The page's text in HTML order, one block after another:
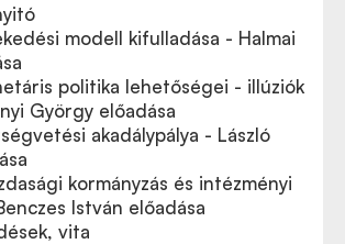
modell kifulladása - Halmai
politika lehetőségei - illúziók
György előadása
akadálypálya - László
kormányzás és intézményi
István előadása
vita